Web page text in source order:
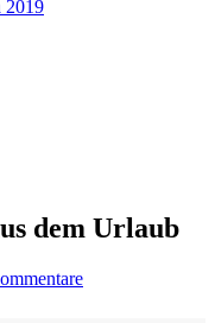
2019
dem Urlaub